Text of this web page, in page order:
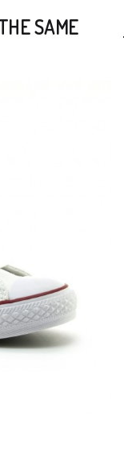
SAME